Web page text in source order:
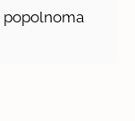
popolnoma